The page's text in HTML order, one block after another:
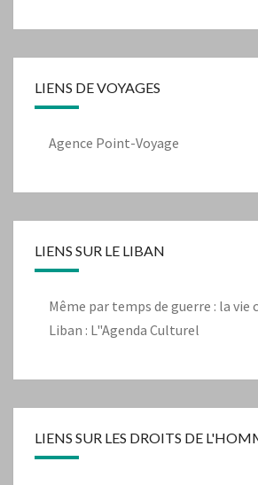
LIENS DE VOYAGES
Agence Point-Voyage
LIENS SUR LE LIBAN
Même par temps de guerre : la vie
Liban : L"Agenda Culturel
LIENS SUR LES DROITS DE